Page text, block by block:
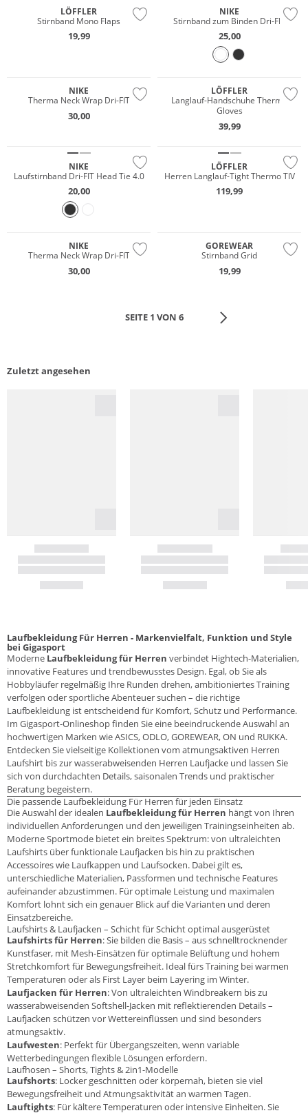
LÖFFLER
Stirnband Mono Flaps
19,99
NIKE
Stirnband zum Binden Dri-FIT
25,00
NIKE
Therma Neck Wrap Dri-FIT
30,00
LÖFFLER
Langlauf-Handschuhe Thermo
Gloves
39,99
NIKE
Laufstirnband Dri-FIT Head Tie 4.0
20,00
LÖFFLER
Herren Langlauf-Tight Thermo TIV
119,99
NIKE
Therma Neck Wrap Dri-FIT
30,00
GOREWEAR
Stirnband Grid
19,99
SEITE 1 VON 6
Zuletzt angesehen
Laufbekleidung Für Herren - Markenvielfalt, Funktion und Style
bei Gigasport
Moderne Laufbekleidung für Herren verbindet Hightech-Materialien,
innovative Features und trendbewusstes Design. Egal, ob Sie als
Hobbyläufer regelmäßig Ihre Runden drehen, ambitioniertes Training
verfolgen oder sportliche Abenteuer suchen – die richtige
Laufbekleidung ist entscheidend für Komfort, Schutz und Performance.
Im Gigasport-Onlineshop finden Sie eine beeindruckende Auswahl an
hochwertigen Marken wie ASICS, ODLO, GOREWEAR, ON und RUKKA.
Entdecken Sie vielseitige Kollektionen vom atmungsaktiven Herren
Laufshirt bis zur wasserabweisenden Herren Laufjacke und lassen Sie
sich von durchdachten Details, saisonalen Trends und praktischer
Beratung begeistern.
Die passende Laufbekleidung Für Herren für jeden Einsatz
Die Auswahl der idealen Laufbekleidung für Herren hängt von Ihren
individuellen Anforderungen und den jeweiligen Trainingseinheiten ab.
Moderne Sportmode bietet ein breites Spektrum: von ultraleichten
Laufshirts über funktionale Laufjacken bis hin zu praktischen
Accessoires wie Laufkappen und Laufsocken. Dabei gilt es,
unterschiedliche Materialien, Passformen und technische Features
aufeinander abzustimmen. Für optimale Leistung und maximalen
Komfort lohnt sich ein genauer Blick auf die Varianten und deren
Einsatzbereiche.
Laufshirts & Laufjacken – Schicht für Schicht optimal ausgerüstet
Laufshirts für Herren: Sie bilden die Basis – aus schnelltrocknender
Kunstfaser, mit Mesh-Einsätzen für optimale Belüftung und hohem
Stretchkomfort für Bewegungsfreiheit. Ideal fürs Training bei warmen
Temperaturen oder als First Layer beim Layering im Winter.
Laufjacken für Herren: Von ultraleichten Windbreakern bis zu
wasserabweisenden Softshell-Jacken mit reflektierenden Details –
Laufjacken schützen vor Wettereinflüssen und sind besonders
atmungsaktiv.
Laufwesten: Perfekt für Übergangszeiten, wenn variable
Wetterbedingungen flexible Lösungen erfordern.
Laufhosen – Shorts, Tights & 2in1-Modelle
Laufshorts: Locker geschnitten oder körpernah, bieten sie viel
Bewegungsfreiheit und Atmungsaktivität an warmen Tagen.
Lauftights: Für kältere Temperaturen oder intensive Einheiten. Sie